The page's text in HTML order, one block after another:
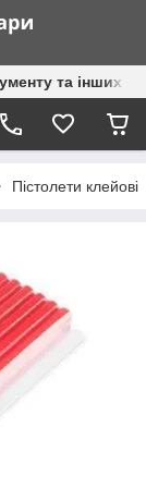
та інших
Пістолети клейові